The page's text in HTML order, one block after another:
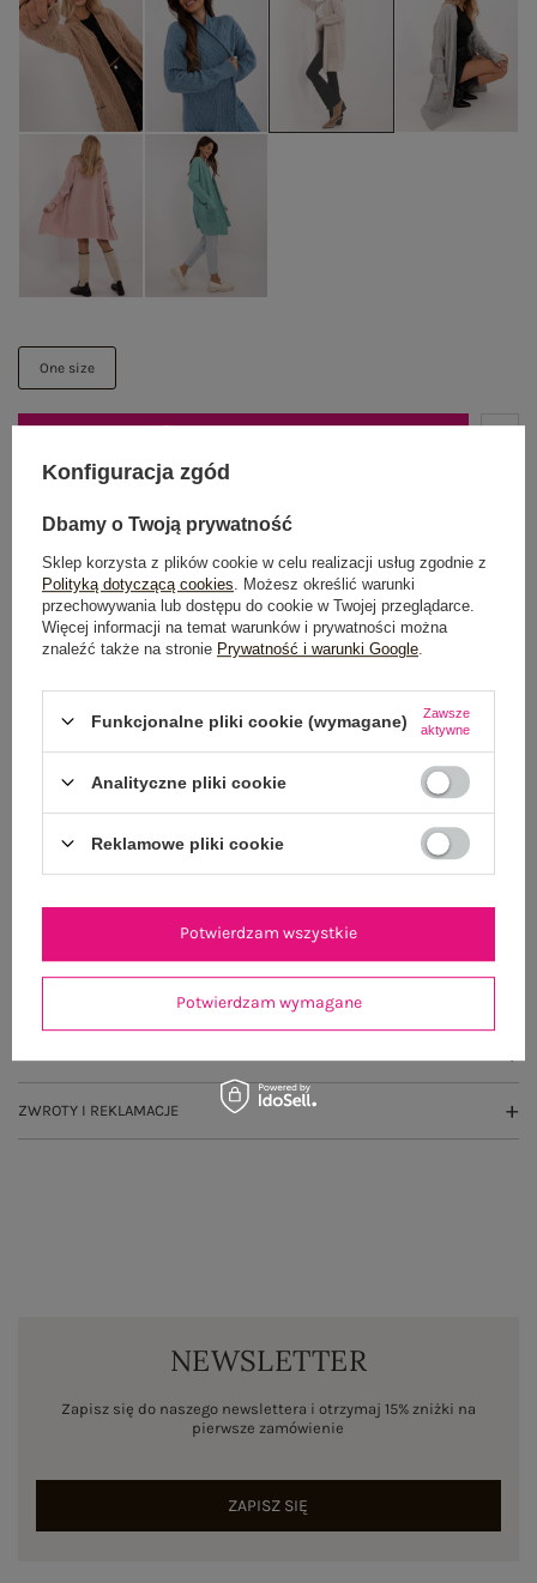
One size
Dostawaod 7,99 zł
Do darmowej dostawy brakuje 200,00 zł
a wyślemyjeszcze dzisiaj!
100 dni na zwrot
(1)
ZWROTY I REKLAMACJE
NEWSLETTER
Zapisz się do naszego newslettera i otrzymaj 15% zniżki na
pierwsze zamówienie
ZAPISZ SIĘ
Konfiguracja zgód
Dbamy o Twoją prywatność
Sklep korzysta z plików cookie w celu realizacji usług zgodnie z
Polityką dotyczącą cookies . Możesz określić warunki
przechowywania lub dostępu do cookie w Twojej przeglądarce.
Więcej informacji na temat warunków i prywatności można
znaleźć także na stronie Prywatność i warunki Google
Funkcjonalne pliki cookie (wymagane)
Zawsze
aktywne
Analityczne pliki cookie
Reklamowe pliki cookie
Potwierdzam wymagane
Potwierdzam wszystkie